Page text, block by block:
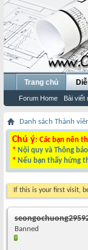
Trang chủ
Forum Home Bài viết
Danh sách Thành
Chú ý: Các bạn nên
* Nội quy và Thông
* Nếu bạn thấy hứng
If this is your first visit,
Banned